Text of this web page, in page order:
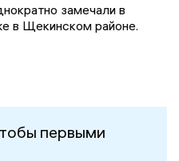
замечали в
в Щекинском районе.
первыми